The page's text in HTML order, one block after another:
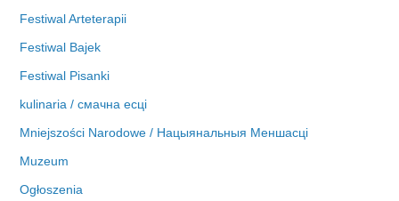
Festiwal Arteterapii
Festiwal Bajek
Festiwal Pisanki
kulinaria / смачна есці
Mniejszości Narodowe / Нацыянальныя Меншасці
Muzeum
Ogłoszenia